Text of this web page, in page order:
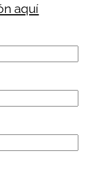
aquí